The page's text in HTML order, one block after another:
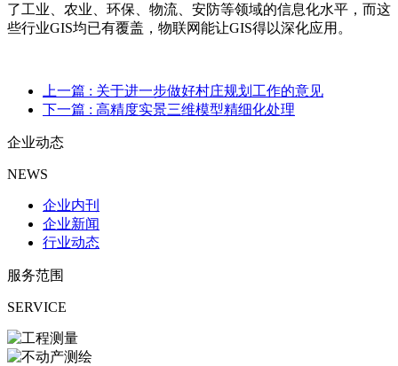
了工业、农业、环保、物流、安防等领域的信息化水平，而这
些行业GIS均已有覆盖，物联网能让GIS得以深化应用。
上一篇 : 关于进一步做好村庄规划工作的意见
下一篇 : 高精度实景三维模型精细化处理
企业动态
NEWS
企业内刊
企业新闻
行业动态
服务范围
SERVICE